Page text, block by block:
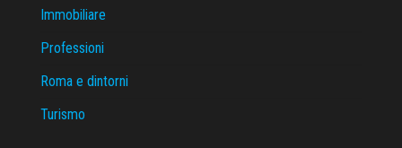
Immobiliare
Professioni
Roma e dintorni
Turismo